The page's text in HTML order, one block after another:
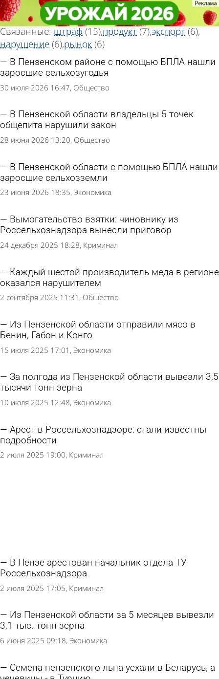
«Россельхознадзор»
Тег новостей
Всего найдено 88 новостей
Связанные: штраф (15)продукт(7)экспорт(6)
нарушение(6)рынок(6)
В Пензенском районе с помощью БПЛА нашли
заросшие сельхозугодья
30 июля 2026 16:47 Общество
В Пензенской области владельцы 5 точек
общепита нарушили закон
28 июня 2026 13:20 Общество
В Пензенской области с помощью БПЛА нашли
заросшие сельхозземли
23 июня 2026 18:35 Экономика
Вымогательство взятки: чиновнику из
Россельхознадзора вынесли приговор
24 декабря 2025 18:28 Криминал
Каждый шестой производитель меда в регионе
оказался нарушителем
2 сентября 2025 11:31 Общество
Из Пензенской области отправили мясо в
Бенин, Габон и Конго
15 июля 2025 17:01 Экономика
За полгода из Пензенской области вывезли 3,5
тысячи тонн зерна
10 июля 2025 12:48 Экономика
Арест в Россельхознадзоре: стали известны
подробности
2 июля 2025 19:00 Криминал
В Пензе арестован начальник отдела ТУ
Россельхознадзора
2 июля 2025 17:05 Криминал
Из Пензенской области за 5 месяцев вывезли
3,1 тыс. тонн зерна
6 июня 2025 09:18 Экономика
Семена пензенского льна уехали в Беларусь, а
«Россельхознадзор»
Тег новостей